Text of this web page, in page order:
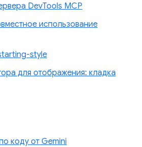
DevTools MCP
использование
style
для отображения: кладка
коду от Gemini